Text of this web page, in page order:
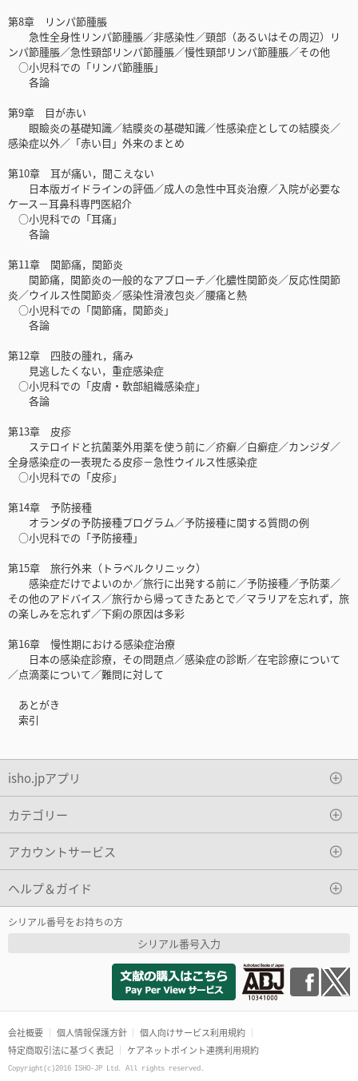
第8章 リンパ節腫脹
急性全身性リンパ節腫脹／非感染性／頸部（あるいはその周辺）リ
ンパ節腫脹／急性頸部リンパ節腫脹／慢性頸部リンパ節腫脹／その他
○小児科での「リンパ節腫脹」
各論
第9章 目が赤い
眼瞼炎の基礎知識／結膜炎の基礎知識／性感染症としての結膜炎／
感染症以外／「赤い目」外来のまとめ
第10章 耳が痛い，聞こえない
日本版ガイドラインの評価／成人の急性中耳炎治療／入院が必要な
ケース－耳鼻科専門医紹介
○小児科での「耳痛」
各論
第11章 関節痛，関節炎
関節痛，関節炎の一般的なアプローチ／化膿性関節炎／反応性関節
炎／ウイルス性関節炎／感染性滑液包炎／腰痛と熱
○小児科での「関節痛，関節炎」
各論
第12章 四肢の腫れ，痛み
見逃したくない，重症感染症
○小児科での「皮膚・軟部組織感染症」
各論
第13章 皮疹
ステロイドと抗菌薬外用薬を使う前に／疥癬／白癬症／カンジダ／
全身感染症の一表現たる皮疹－急性ウイルス性感染症
○小児科での「皮疹」
第14章 予防接種
オランダの予防接種プログラム／予防接種に関する質問の例
○小児科での「予防接種」
第15章 旅行外来（トラベルクリニック）
感染症だけでよいのか／旅行に出発する前に／予防接種／予防薬／
その他のアドバイス／旅行から帰ってきたあとで／マラリアを忘れず，旅
の楽しみを忘れず／下痢の原因は多彩
第16章 慢性期における感染症治療
日本の感染症診療，その問題点／感染症の診断／在宅診療について
／点滴薬について／難問に対して
あとがき
索引
isho.jpアプリ
カテゴリー
アカウントサービス
ヘルプ＆ガイド
シリアル番号をお持ちの方
シリアル番号入力
会社概要 個人情報保護方針
個人向けサービス利用規約
特定商取引法に基づく表記
ケアネットポイント連携利用規約
Copyright(c)2016 ISHO-JP Ltd. All rights reserved.